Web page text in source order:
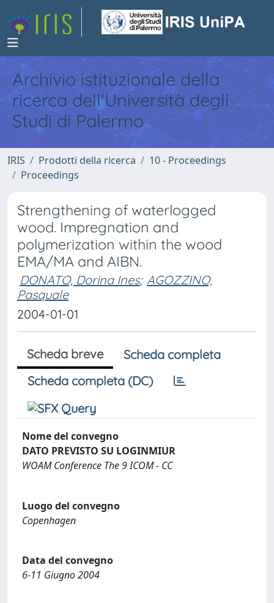
Archivio istituzionale della
ricerca dell'Università degli
Studi di Palermo
IRIS Prodotti della ricerca
10 - Proceedings
Proceedings
Strengthening of waterlogged
wood. Impregnation and
polymerization within the wood
EMA/MA and AIBN.
DONATO, Dorina Ines; AGOZZINO,
Pasquale
2004-01-01
Scheda breve
Scheda completa
Scheda completa (DC)
Nome del convegno
DATO PREVISTO SU LOGINMIUR
WOAM Conference The 9 ICOM - CC
Luogo del convegno
Copenhagen
Data del convegno
6-11 Giugno 2004